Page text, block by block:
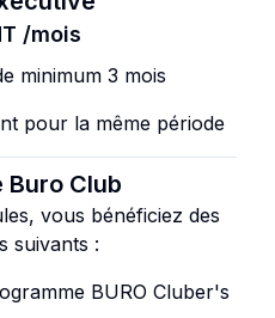
/mois
minimum 3 mois
pour la même période
Club
vous bénéficiez des
suivants :
BURO Cluber's